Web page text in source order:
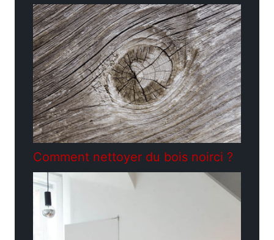
Comment nettoyer du bois noirci ?